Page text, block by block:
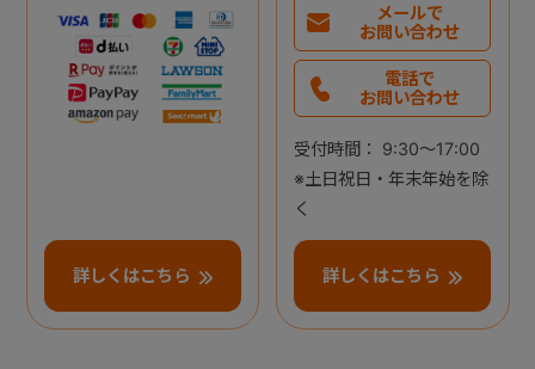
詳しくはこちら
メールで
お問い合わせ
電話で
お問い合わせ
受付時間： 9:30～17:00
※土日祝日・年末年始を除
く
詳しくはこちら